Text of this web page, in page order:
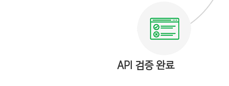
API 검증 완료